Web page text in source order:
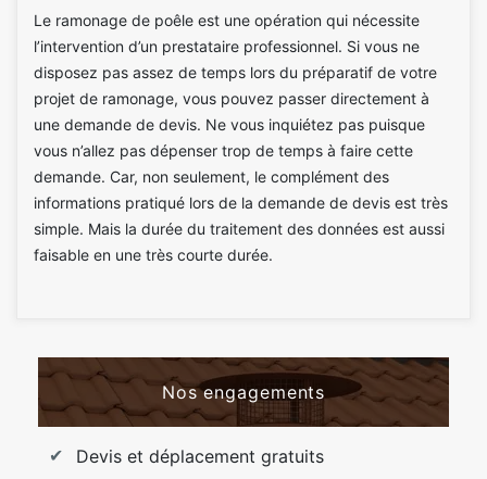
Le ramonage de poêle est une opération qui nécessite
l’intervention d’un prestataire professionnel. Si vous ne
disposez pas assez de temps lors du préparatif de votre
projet de ramonage, vous pouvez passer directement à
une demande de devis. Ne vous inquiétez pas puisque
vous n’allez pas dépenser trop de temps à faire cette
demande. Car, non seulement, le complément des
informations pratiqué lors de la demande de devis est très
simple. Mais la durée du traitement des données est aussi
faisable en une très courte durée.
Nos engagements
Devis et déplacement gratuits